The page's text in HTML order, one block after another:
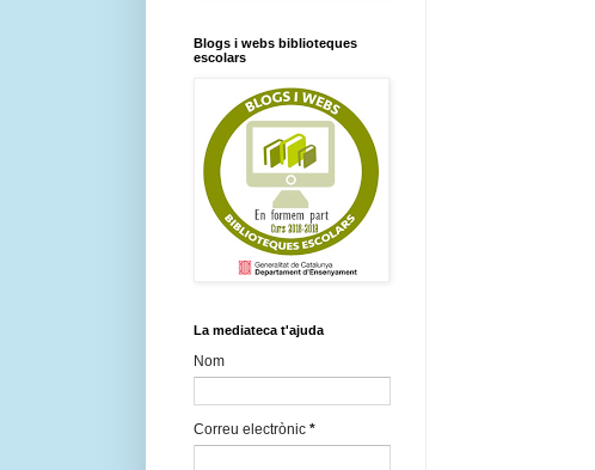
Blogs i webs biblioteques
escolars
La mediateca t'ajuda
Nom
Correu electrònic *